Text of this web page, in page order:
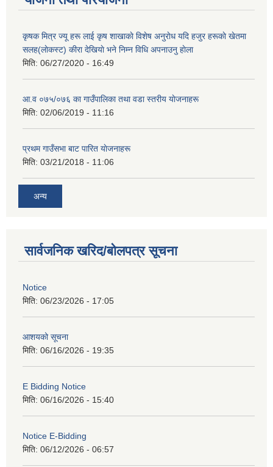
कृषक मित्र ज्यू हरू लाई कृष शाखाकाे विशेष अनुराेध यदि हजुर हरूकाे खेतमा
सलह(लाेकस्ट) कीरा देखियाे भने निम्न विधि अपनाउनु हाेला
मिति: 06/27/2020 - 16:49
आ‍.व ०७५/०७६ का गाउँपालिका तथा वडा स्तरीय याेजनाहरू
मिति: 02/06/2019 - 11:16
प्रथम गाउँसभा बाट पारित याेजनाहरू
मिति: 03/21/2018 - 11:06
अन्य
सार्वजनिक खरिद/बोलपत्र सूचना
Notice
मिति: 06/23/2026 - 17:05
आशयको सूचना
मिति: 06/16/2026 - 19:35
E Bidding Notice
मिति: 06/16/2026 - 15:40
Notice E-Bidding
मिति: 06/12/2026 - 06:57